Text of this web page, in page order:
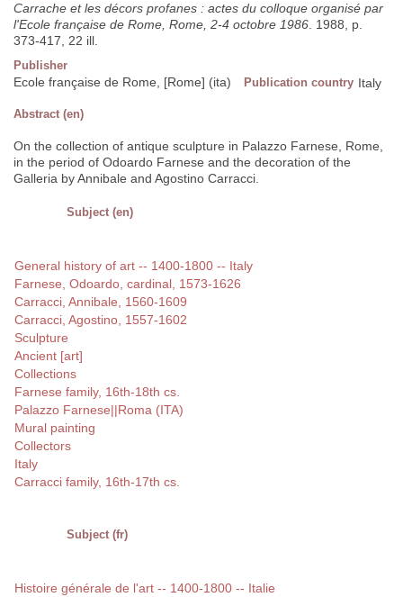
Carrache et les décors profanes : actes du colloque organisé par
l'Ecole française de Rome, Rome, 2-4 octobre 1986. 1988, p.
373-417, 22 ill.
Publisher
Ecole française de Rome, [Rome] (ita) Publication country Italy
Abstract (en)
On the collection of antique sculpture in Palazzo Farnese, Rome,
in the period of Odoardo Farnese and the decoration of the
Galleria by Annibale and Agostino Carracci.
Subject (en)
General history of art -- 1400-1800 -- Italy
Farnese, Odoardo, cardinal, 1573-1626
Carracci, Annibale, 1560-1609
Carracci, Agostino, 1557-1602
Sculpture
Ancient [art]
Collections
Farnese family, 16th-18th cs.
Palazzo Farnese||Roma (ITA)
Mural painting
Collectors
Italy
Carracci family, 16th-17th cs.
Subject (fr)
Histoire générale de l'art -- 1400-1800 -- Italie